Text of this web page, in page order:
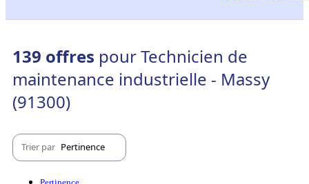
139 offres pour Technicien de
maintenance industrielle - Massy
(91300)
Trier par Pertinence